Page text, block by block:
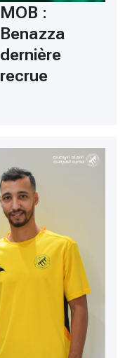
MOB :
Benazza
dernière
recrue